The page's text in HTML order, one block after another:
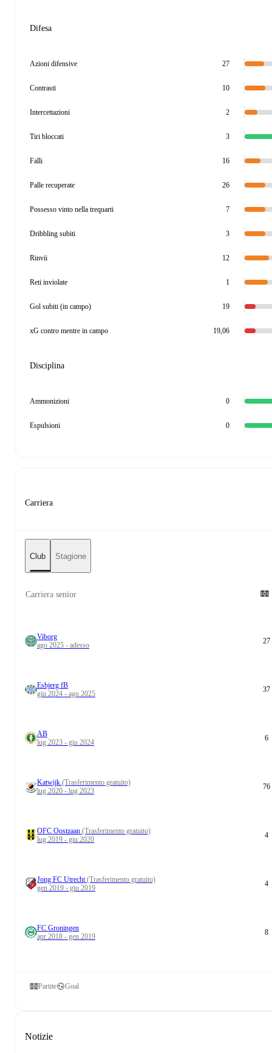
Difesa
Azioni difensive 27
Contrasti 10
Intercettazioni 2
Tiri bloccati 3
Falli 16
Palle recuperate 26
Possesso vinto nella trequarti 7
Dribbling subiti 3
Rinvii 12
Reti inviolate 1
Gol subiti (in campo) 19
xG contro mentre in campo 19,06
Disciplina
Ammonizioni 0
Espulsioni 0
Carriera
Club Stagione
Carriera senior
Viborg
ago 2025 - adesso
27
Esbjerg fB
giu 2024 - ago 2025
37
AB
lug 2023 - giu 2024
6
Katwijk (Trasferimento gratuito)
lug 2020 - lug 2023
76
OFC Oostzaan (Trasferimento gratuito)
lug 2019 - giu 2020
4
Jong FC Utrecht(Trasferimento gratuito)
gen 2019 - giu 2019
4
FC Groningen
apr 2018 - gen 2019
8
Partite Goal
Notizie